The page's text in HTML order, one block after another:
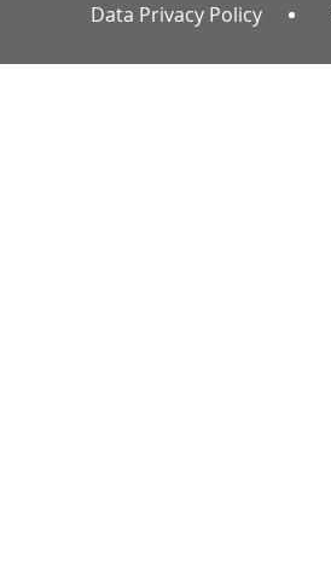
Data Privacy Policy